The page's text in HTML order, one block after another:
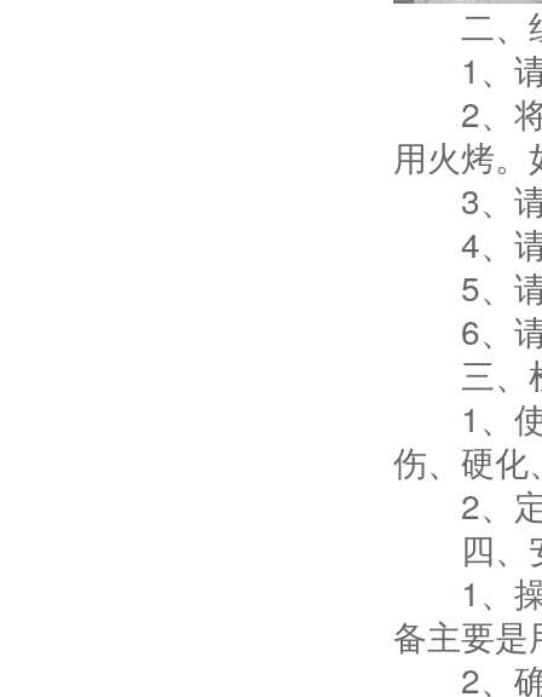
二、
1、请
2、将
用火烤
3、请
4、请
5、请
6、请
三、
1、使
伤、硬化
2、定
四、
1、操
备主要是
2、确